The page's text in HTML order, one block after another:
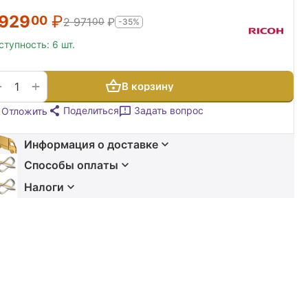
00 ₽2 97100 ₽ -35%
6 шт.
+ В корзину
Отложить Поделиться Задать вопрос
Информация о доставке
Способы оплаты
Налоги